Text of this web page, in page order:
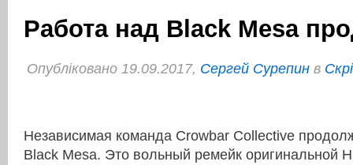
Работа над Black Mesa
Опубліковано 19.09.2017, Сергей Сурепин в
Независимая команда Crowbar Collective
Black Mesa. Это вольный ремейк оригинальной